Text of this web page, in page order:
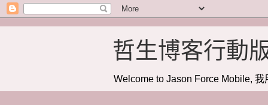
哲生博客行動
Welcome to Jason Force Mobile,